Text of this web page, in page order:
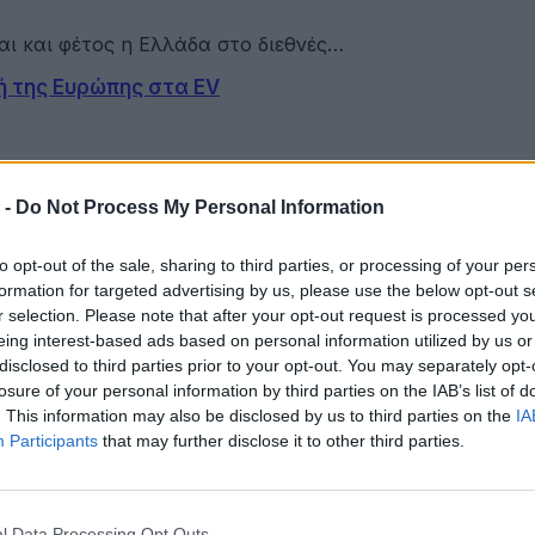
- Do Not Process My Personal Information
opt-out of the sale, sharing to third parties, or processing of your
for targeted advertising by us, please use the below opt-out
selection. Please note that after your opt-out request is processed
interest-based ads based on personal information utilized by us
to third parties prior to your opt-out. You may separately
of your personal information by third parties on the IAB’s list of
This information may also be disclosed by us to third parties on the
Participants that may further disclose it to other third parties.
και φέτος η Ελλάδα στο διεθνές…
της Ευρώπης στα EV
οικοσυστήματος ηλεκτρικών οχημάτων στην
των Ευρωπαίων
Ένωση η μεγάλη πλειονότητα των πολιτών,
αυτοκινήτων
ηλεκτρικών αυτοκινήτων στο τέλος του 2025,
αγροτική παραγωγή